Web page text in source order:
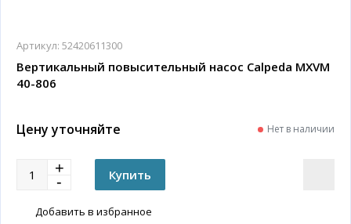
Артикул: 52420611300
Вертикальный повысительный насос Calpeda MXVM
40-806
Цену уточняйте Нет в наличии
Добавить в избранное